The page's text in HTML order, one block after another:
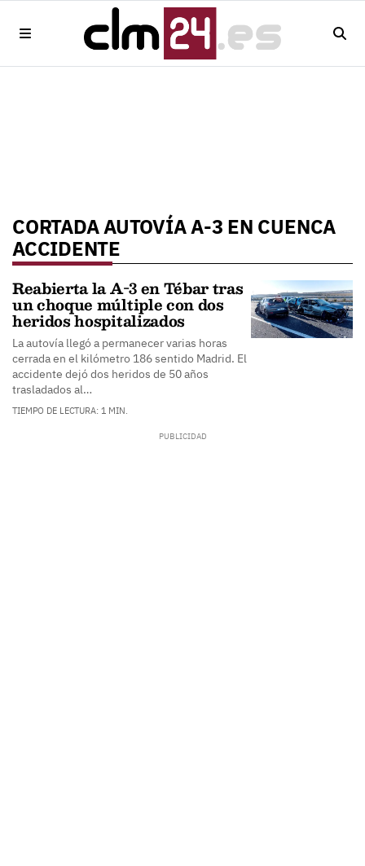
CORTADA AUTOVÍA A-3 EN CUENCA
ACCIDENTE
Reabierta la A-3 en Tébar tras
un choque múltiple con dos
heridos hospitalizados
La autovía llegó a permanecer varias horas
cerrada en el kilómetro 186 sentido Madrid. El
accidente dejó dos heridos de 50 años
trasladados al…
TIEMPO DE LECTURA: 1 MIN.